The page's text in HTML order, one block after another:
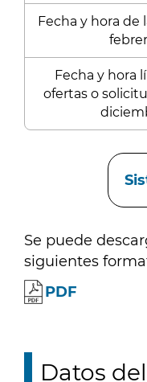
Fecha y hora de
Fecha y hora
ofertas o
Se puede
siguientes
PDF
Datos